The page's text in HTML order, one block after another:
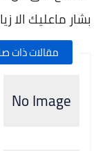
بشار ماعليك الا
مقالات ذات